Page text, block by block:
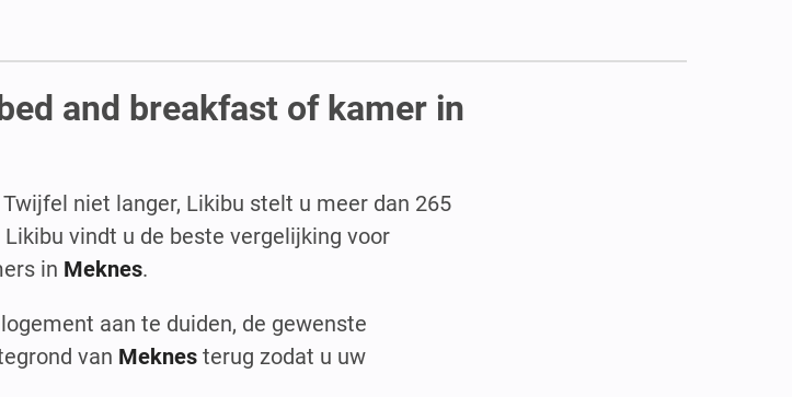
and breakfast of kamer in
Twijfel niet langer, Likibu stelt u meer dan 265
vindt u de beste vergelijking voor
in Meknes.
aan te duiden, de gewenste
van Meknes terug zodat u uw